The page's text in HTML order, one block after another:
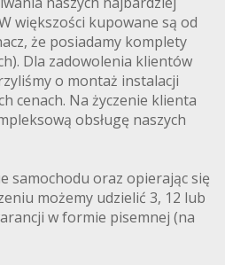
większości kupowane są od
że posiadamy komplety
Dla zadowolenia klientów
o montaż instalacji
cenach. Na życzenie klienta
obsługę naszych
samochodu oraz opierając się
możemy udzielić 3, 12 lub
w formie pisemnej (na